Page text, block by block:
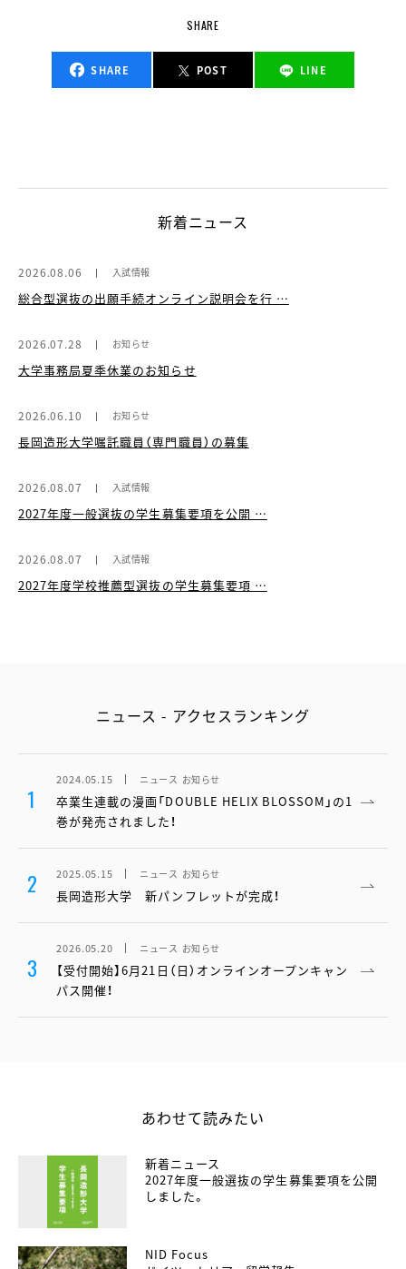
SHARE
SHARE POST LINE
新着ニュース
2026.08.06 入試情報
総合型選抜の出願手続オンライン説明会を行 …
2026.07.28 お知らせ
大学事務局夏季休業のお知らせ
2026.06.10 お知らせ
長岡造形大学嘱託職員（専門職員）の募集
2026.08.07 入試情報
2027年度一般選抜の学生募集要項を公開 …
2026.08.07 入試情報
2027年度学校推薦型選抜の学生募集要項 …
ニュース - アクセスランキング
1
2024.05.15 ニュース お知らせ
卒業生連載の漫画「DOUBLE HELIX BLOSSOM」の1
巻が発売されました！
2 2025.05.15 ニュース お知らせ
長岡造形大学 新パンフレットが完成！
3
2026.05.20 ニュース お知らせ
【受付開始】6月21日（日）オンラインオープンキャン
パス開催！
あわせて読みたい
新着ニュース
2027年度一般選抜の学生募集要項を公開
しました。
NID Focus